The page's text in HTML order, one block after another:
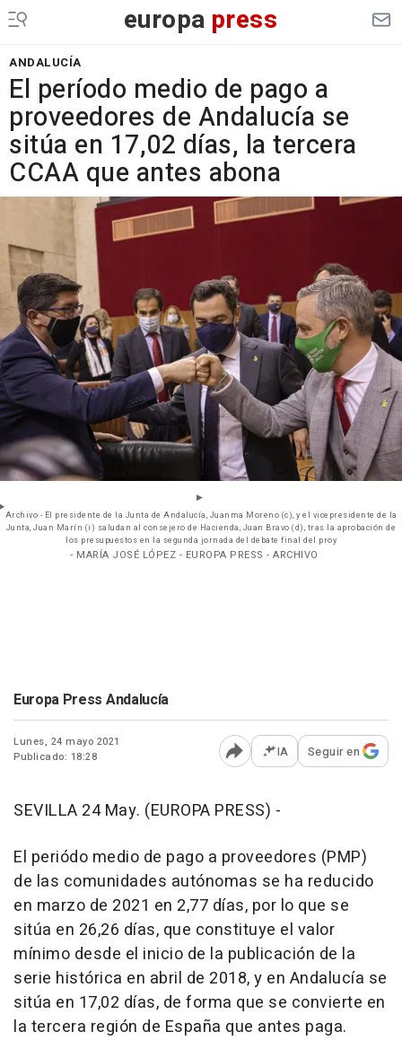
europa press
ANDALUCÍA
El período medio de pago a
proveedores de Andalucía se
sitúa en 17,02 días, la tercera
CCAA que antes abona
Archivo - El presidente de la Junta de Andalucía, Juanma Moreno (c), y el vicepresidente de la
Junta, Juan Marín (i) saludan al consejero de Hacienda, Juan Bravo (d), tras la aprobación de
los presupuestos en la segunda jornada del debate final del proy
- MARÍA JOSÉ LÓPEZ - EUROPA PRESS - ARCHIVO
Europa Press Andalucía
Lunes, 24 mayo 2021
Publicado: 18:28
Abrir opciones para
IA Seguir en
SEVILLA 24 May. (EUROPA PRESS) -
El periódo medio de pago a proveedores (PMP)
de las comunidades autónomas se ha reducido
en marzo de 2021 en 2,77 días, por lo que se
sitúa en 26,26 días, que constituye el valor
mínimo desde el inicio de la publicación de la
serie histórica en abril de 2018, y en Andalucía se
sitúa en 17,02 días, de forma que se convierte en
la tercera región de España que antes paga.